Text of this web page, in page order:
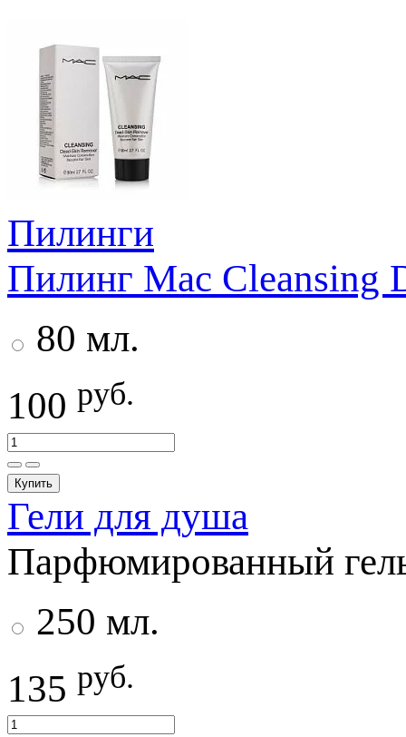
Пилинги
Пилинг Mac Cleansing
80 мл.
100 руб.
Купить
Гели для душа
Парфюмированный
250 мл.
135 руб.